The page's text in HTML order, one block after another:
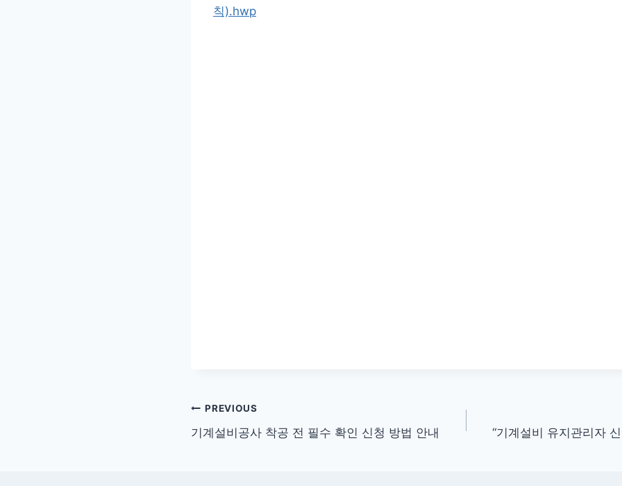
칙).hwp
글
탐
PREVIOUS
기계설비공사 착공 전 필수 확인 신청 방법 안내 “기계설비 유지관리자